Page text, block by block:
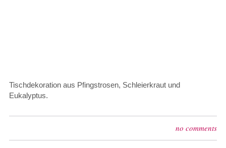
Tischdekoration aus Pfingstrosen, Schleierkraut und
Eukalyptus.
no comments